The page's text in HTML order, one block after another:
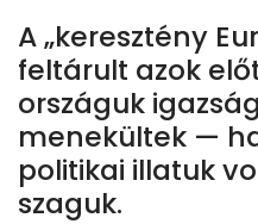
A „keresztény
feltárult azok
országuk
menekültek —
politikai illatuk
szaguk.